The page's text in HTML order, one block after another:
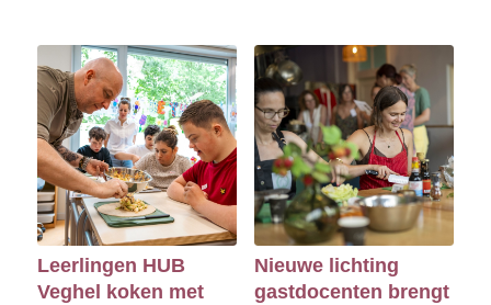
Leerlingen HUB
Veghel koken met
Nieuwe lichting
gastdocenten brengt